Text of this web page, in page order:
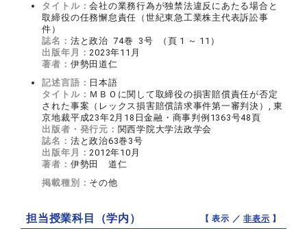
タイトル：会社の業務行為が独禁法違反にあたる場合と
取締役の任務懈怠責任（世紀東急工業株主代表訴訟事
件）
誌名： 法と政治 74巻 3号 （頁 1 ～ 11）
出版年月：2023年11月
著者： 伊勢田道仁
記述言語： 日本語
タイトル： ＭＢＯに関して取締役の損害賠償責任が否定
された事案（レックス損害賠償請求事件第一審判決）, 東
京地裁平成23年2月18日金融・商事判例1363号48頁
出版者・発行元： 関西学院大学法政学会
誌名： 法と政治63巻3号
出版年月：2012年10月
著者： 伊勢田 道仁
掲載種別： その他
担当授業科目（学内） 【 表示 ／非表示 】